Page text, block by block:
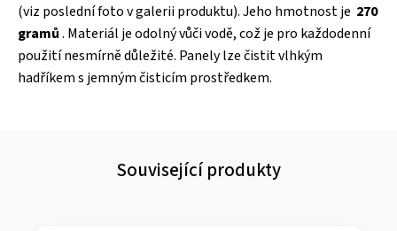
(viz poslední foto v galerii produktu). Jeho hmotnost je 270
gramů. Materiál je odolný vůči vodě, což je pro každodenní
použití nesmírně důležité. Panely lze čistit vlhkým
hadříkem s jemným čisticím prostředkem.
Související produkty